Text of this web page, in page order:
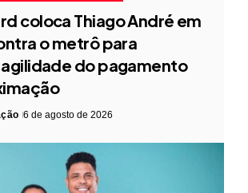
coloca Thiago André em
o metrô para
do pagamento
6 de agosto de 2026